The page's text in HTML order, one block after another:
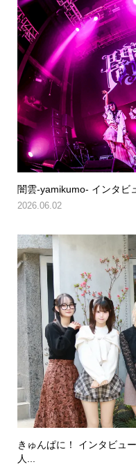
闇雲-yamikumo- インタビ
2026.06.02
きゅんぱに！ インタビュ
人...